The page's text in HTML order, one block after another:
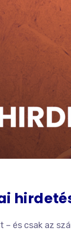
– és csak az